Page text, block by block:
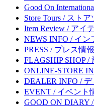
Good On
Store Tours / ストア
Item Review / アイ
NEWS INFO / イン
PRESS / プレス情報
FLAGSHIP SHOP /
ONLINE-STORE
DEALER INFO / デ
EVENT / イベント
GOOD ON DIARY